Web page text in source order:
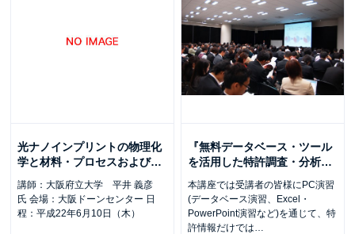
光ナノインプリントの物理化
学と材料・プロセスおよび…
講師：大阪府立大学 平井 義彦
氏 会場：大阪ドーンセンター 日
程：平成22年6月10日（木）
『無料データベース・ツール
を活用した特許調査・分析…
本講座では受講者の皆様にPC演習
(データベース演習、Excel・
PowerPoint演習など)を通じて、特
許情報だけでは